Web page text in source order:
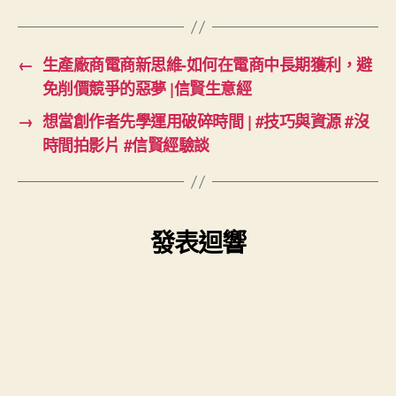
← 生產廠商電商新思維-如何在電商中長期獲利，避
免削價競爭的惡夢 |信賢生意經
→ 想當創作者先學運用破碎時間 | #技巧與資源 #沒
時間拍影片 #信賢經驗談
發表迴響